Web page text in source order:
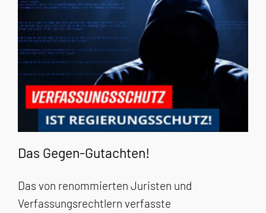
Das Gegen-Gutachten!
Das von renommierten Juristen und
Verfassungsrechtlern verfasste